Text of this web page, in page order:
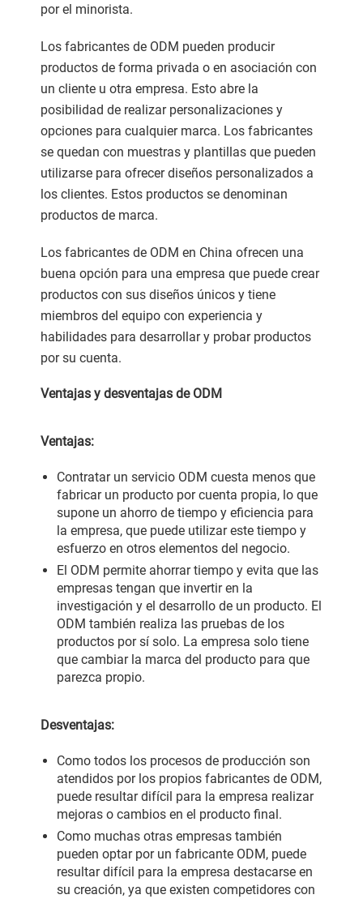
por el minorista.
Los fabricantes de ODM pueden producir
productos de forma privada o en asociación con
un cliente u otra empresa. Esto abre la
posibilidad de realizar personalizaciones y
opciones para cualquier marca. Los fabricantes
se quedan con muestras y plantillas que pueden
utilizarse para ofrecer diseños personalizados a
los clientes. Estos productos se denominan
productos de marca.
Los fabricantes de ODM en China ofrecen una
buena opción para una empresa que puede crear
productos con sus diseños únicos y tiene
miembros del equipo con experiencia y
habilidades para desarrollar y probar productos
por su cuenta.
Ventajas y desventajas de ODM
Ventajas:
Contratar un servicio ODM cuesta menos que
fabricar un producto por cuenta propia, lo que
supone un ahorro de tiempo y eficiencia para
la empresa, que puede utilizar este tiempo y
esfuerzo en otros elementos del negocio.
El ODM permite ahorrar tiempo y evita que las
empresas tengan que invertir en la
investigación y el desarrollo de un producto. El
ODM también realiza las pruebas de los
productos por sí solo. La empresa solo tiene
que cambiar la marca del producto para que
parezca propio.
Desventajas:
Como todos los procesos de producción son
atendidos por los propios fabricantes de ODM,
puede resultar difícil para la empresa realizar
mejoras o cambios en el producto final.
Como muchas otras empresas también
pueden optar por un fabricante ODM, puede
resultar difícil para la empresa destacarse en
su creación, ya que existen competidores con